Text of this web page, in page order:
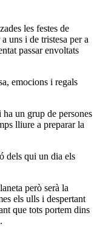
les festes de
uns i de tristesa per a
passar envoltats
emocions i regals
un grup de persones
lliure a preparar la
dels qui un dia els
però serà la
els ulls i despertant
que tots portem dins